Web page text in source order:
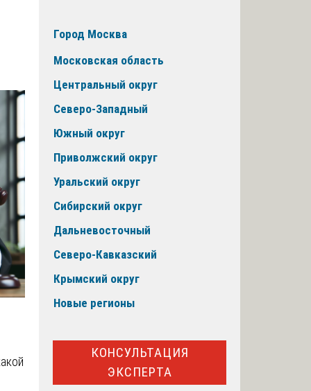
Город Москва
Московская область
Центральный округ
Северо-Западный
Южный округ
Приволжский округ
Уральский округ
Сибирский округ
Дальневосточный
Северо-Кавказский
Крымский округ
Новые регионы
КОНСУЛЬТАЦИЯ
ЭКСПЕРТА